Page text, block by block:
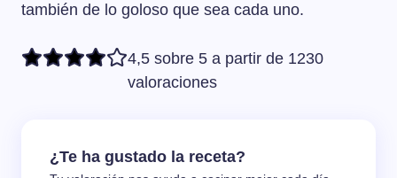
también de lo goloso que sea cada uno.
4,5 sobre 5 a partir de 1230
valoraciones
¿Te ha gustado la receta?